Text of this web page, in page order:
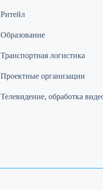
Ритейл
Образование
Транспортная логистика
Проектные организации
Телевидение, обработка